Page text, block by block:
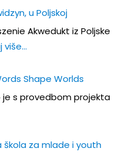
u Poljskoj
Akwedukt iz Poljske
više…
Shape Worlds
je s provedbom projekta
za mlade i youth